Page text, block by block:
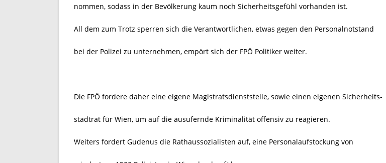
nommen, sodass in der Bevölkerung kaum noch Sicherheitsgefühl vorhanden ist.
All dem zum Trotz sperren sich die Verantwortlichen, etwas gegen den Personalnotstand
bei der Polizei zu unternehmen, empört sich der FPÖ Politiker weiter.
Die FPÖ fordere daher eine eigene Magistratsdienststelle, sowie einen eigenen Sicherheits-
stadtrat für Wien, um auf die ausufernde Kriminalität offensiv zu reagieren.
Weiters fordert Gudenus die Rathaussozialisten auf, eine Personalaufstockung von